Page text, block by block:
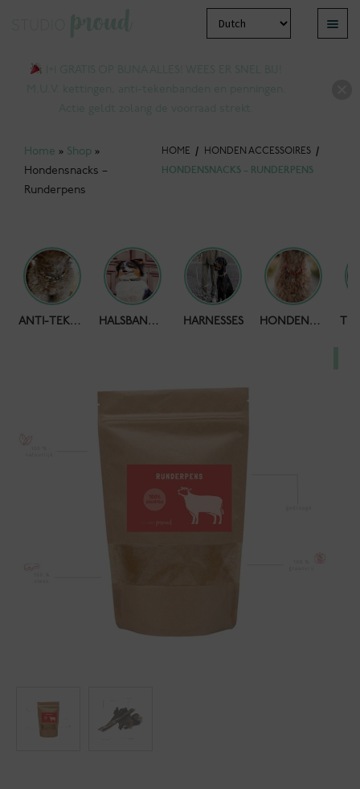
door
naar
Menu
Home » Shop »
Hondensnacks –
Runderpens
HOME / HONDEN ACCESSOIRES /
HONDENSNACKS – RUNDERPENS
ANTI-TEKENBAND HALSBANDEN HARNESSES HONDENKETTING